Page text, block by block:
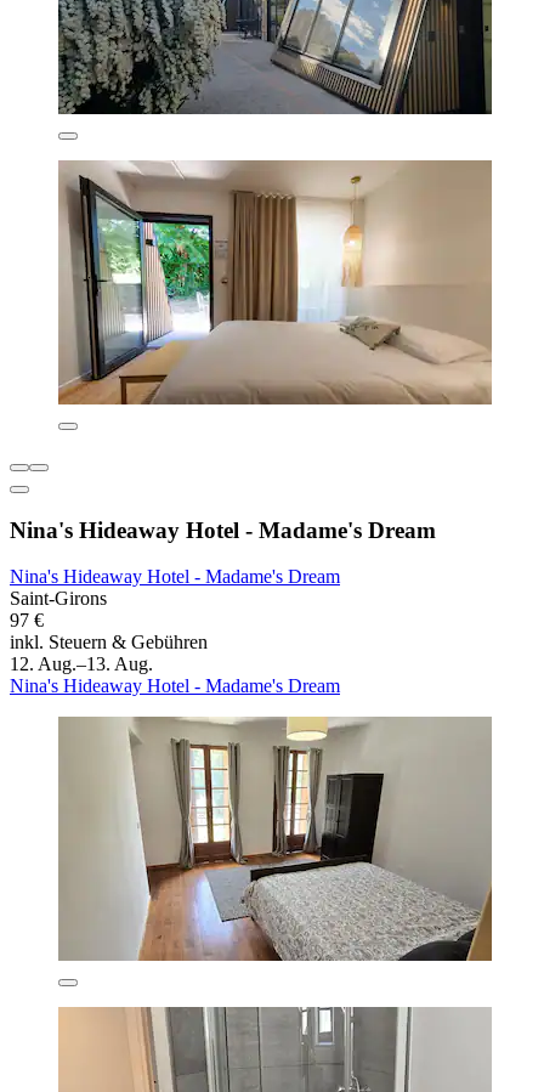
Nina's Hideaway Hotel - Madame's Dream
Nina's Hideaway Hotel - Madame's Dream
Saint-Girons
97 €
inkl. Steuern & Gebühren
12. Aug.–13. Aug.
Nina's Hideaway Hotel - Madame's Dream